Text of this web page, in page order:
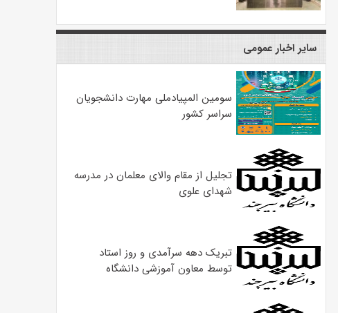
سایر اخبار عمومی
سومین المپیادملی مهارت دانشجویان
سراسر کشور
تجلیل از مقام والای معلمان در مدرسه
شهدای علوی
تبریک دهه سرآمدی و روز استاد
توسط معاون آموزشی دانشگاه